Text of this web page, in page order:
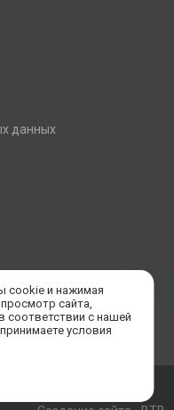
данных
оф.455
cookie и нажимая
сайта,
соответствии с нашей
условия